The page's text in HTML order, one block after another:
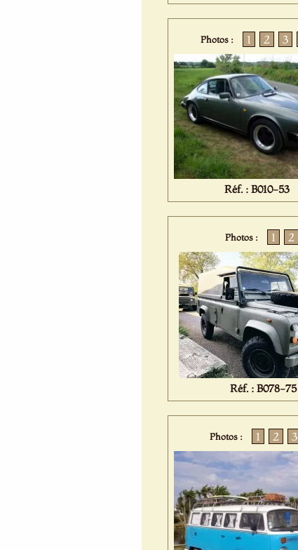
Photos : 1 2 3
Réf. : B010-53
Photos : 1 2
Réf. : B078-75
Photos : 1 2 3